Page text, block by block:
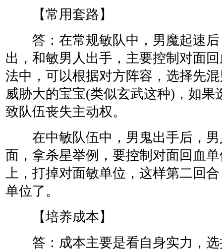
【常用套路】
答：在常规敏队中，男魔起速后
出，和敏男人出手，主要控制对面
法中，可以根据对方阵容，选择先
威胁大的宝宝(类似玄武这种)，如果
致队伍丧失主动权。
在中敏队伍中，男鬼出手后，男
面，拿杀星举例，要控制对面回血
上，打掉对面敏单位，这样第二回
单位了。
【培养成本】
答：成本主要是看自身实力，选